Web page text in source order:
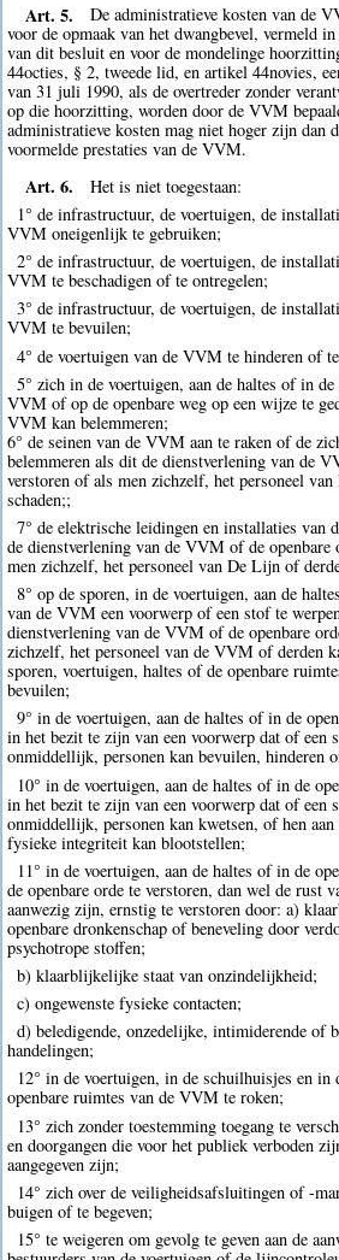
Art. 5.
De administratieve kosten van de
voor de opmaak van het dwangbevel, vermeld
van dit besluit en voor de mondelinge
44octies, § 2, tweede lid, en artikel 44novies,
van 31 juli 1990, als de overtreder zonder
op die hoorzitting, worden door de VVM
administratieve kosten mag niet hoger zijn dan
voormelde prestaties van de VVM.
Art. 6.
Het is niet toegestaan:
1° de infrastructuur, de voertuigen, de
VVM oneigenlijk te gebruiken;
2° de infrastructuur, de voertuigen, de
VVM te beschadigen of te ontregelen;
3° de infrastructuur, de voertuigen, de
VVM te bevuilen;
4° de voertuigen van de VVM te hinderen of
5° zich in de voertuigen, aan de haltes of in
VVM of op de openbare weg op een wijze te
VVM kan belemmeren;
6° de seinen van de VVM aan te raken of de
belemmeren als dit de dienstverlening van de
verstoren of als men zichzelf, het personeel
schaden;;
7° de elektrische leidingen en installaties van
de dienstverlening van de VVM of de openbare
men zichzelf, het personeel van De Lijn of
8° op de sporen, in de voertuigen, aan de
van de VVM een voorwerp of een stof te
dienstverlening van de VVM of de openbare
zichzelf, het personeel van de VVM of derden
sporen, voertuigen, haltes of de openbare
bevuilen;
9° in de voertuigen, aan de haltes of in de
in het bezit te zijn van een voorwerp dat of
onmiddellijk, personen kan bevuilen, hinderen
10° in de voertuigen, aan de haltes of in de
in het bezit te zijn van een voorwerp dat of
onmiddellijk, personen kan kwetsen, of hen aan
fysieke integriteit kan blootstellen;
11° in de voertuigen, aan de haltes of in de
de openbare orde te verstoren, dan wel de rust
aanwezig zijn, ernstig te verstoren door: a)
openbare dronkenschap of beneveling door
psychotrope stoffen;
b) klaarblijkelijke staat van onzindelijkheid;
c) ongewenste fysieke contacten;
d) beledigende, onzedelijke, intimiderende of
handelingen;
12° in de voertuigen, in de schuilhuisjes en in
openbare ruimtes van de VVM te roken;
13° zich zonder toestemming toegang te
en doorgangen die voor het publiek verboden
aangegeven zijn;
14° zich over de veiligheidsafsluitingen of -
buigen of te begeven;
15° te weigeren om gevolg te geven aan de